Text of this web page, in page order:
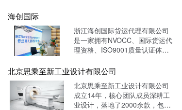
品展示的主要目的，目前全网曝
光量：992915次。
海创国际
浙江海创国际货运代理有限公司
是一家拥有NVOCC、国际货运代
理资格、ISO9001质量认证体系
公司。 官网上线一年多，全网曝
光量：226958次。
北京思乘至新工业设计有限公司
北京思乘至新工业设计有限公司
成立14年，核心团队成员深耕工
业设计，落地了2000余款，包括